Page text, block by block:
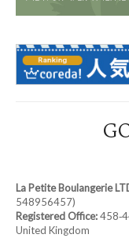
La Petite Boulangerie
548956457)
Registered Office:
United Kingdom